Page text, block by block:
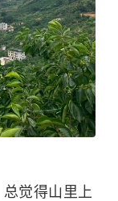
觉得山里上